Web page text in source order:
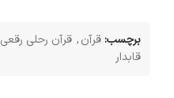
برچسب:قرآن, قرآن رحلی رقعی
قابدار